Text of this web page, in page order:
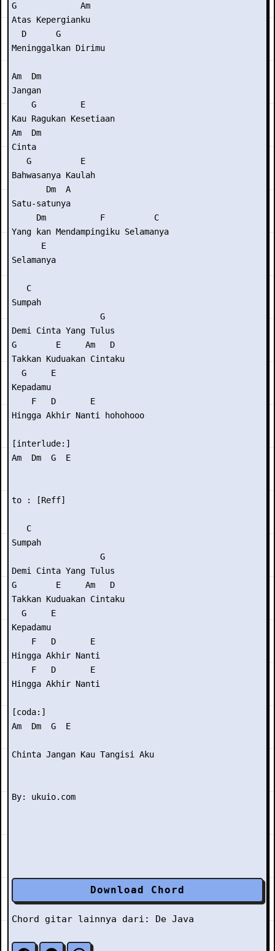
G             Am
Atas Kepergianku
  D      G
Meninggalkan Dirimu
Am  Dm
Jangan
    G         E
Kau Ragukan Kesetiaan
Am  Dm
Cinta
   G          E
Bahwasanya Kaulah
       Dm  A
Satu-satunya
     Dm           F          C
Yang kan Mendampingiku Selamanya
      E
Selamanya
   C
Sumpah
                  G
Demi Cinta Yang Tulus
G        E     Am   D
Takkan Kuduakan Cintaku
  G     E
Kepadamu
    F   D       E
Hingga Akhir Nanti hohohooo
[interlude:]
Am  Dm  G  E
to : [Reff]
   C
Sumpah
                  G
Demi Cinta Yang Tulus
G        E     Am   D
Takkan Kuduakan Cintaku
  G     E
Kepadamu
    F   D       E
Hingga Akhir Nanti
    F   D       E
Hingga Akhir Nanti
[coda:]
Am  Dm  G  E
Chinta Jangan Kau Tangisi Aku
Download Chord
Chord gitar lainnya dari: De Java